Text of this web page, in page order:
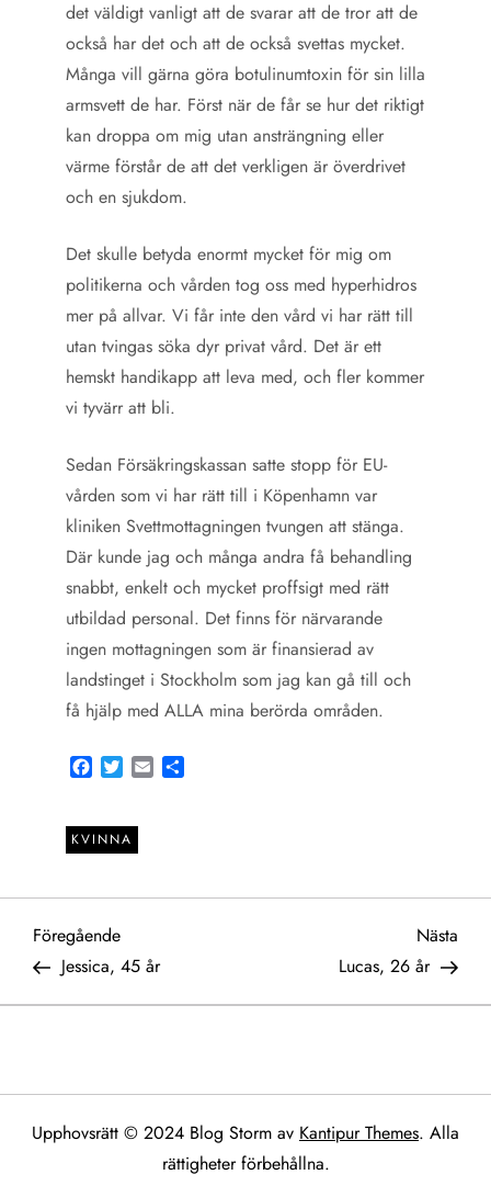
det väldigt vanligt att de svarar att de tror att de
också har det och att de också svettas mycket.
Många vill gärna göra botulinumtoxin för sin lilla
armsvett de har. Först när de får se hur det riktigt
kan droppa om mig utan ansträngning eller
värme förstår de att det verkligen är överdrivet
och en sjukdom.
Det skulle betyda enormt mycket för mig om
politikerna och vården tog oss med hyperhidros
mer på allvar. Vi får inte den vård vi har rätt till
utan tvingas söka dyr privat vård. Det är ett
hemskt handikapp att leva med, och fler kommer
vi tyvärr att bli.
Sedan Försäkringskassan satte stopp för EU-
vården som vi har rätt till i Köpenhamn var
kliniken Svettmottagningen tvungen att stänga.
Där kunde jag och många andra få behandling
snabbt, enkelt och mycket proffsigt med rätt
utbildad personal. Det finns för närvarande
ingen mottagningen som är finansierad av
landstinget i Stockholm som jag kan gå till och
få hjälp med ALLA mina berörda områden.
Facebook
TwitterEmail
KVINNA
I
n
ä
g
Föregående
inlägg
Föregående
Jessica, 45 år
Nästa
Lucas, 26 år
Upphovsrätt © 2024 Blog Storm av Kantipur Themes. Alla
rättigheter förbehållna.